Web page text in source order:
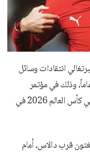
انتقادات وسائل
له قائلاً إنها تحاول قتله منذ 23 عاماً، وذلك في مؤتمر
صحفي عشية ملاقاة إسبانيا في ثمن نهائي كأس العالم 2026 في
قرب دالاس، أمام